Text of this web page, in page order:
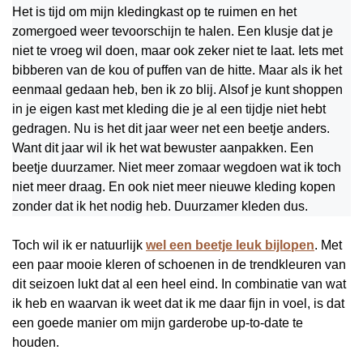
Het is tijd om mijn kledingkast op te ruimen en het
zomergoed weer tevoorschijn te halen. Een klusje dat je
niet te vroeg wil doen, maar ook zeker niet te laat. Iets met
bibberen van de kou of puffen van de hitte. Maar als ik het
eenmaal gedaan heb, ben ik zo blij. Alsof je kunt shoppen
in je eigen kast met kleding die je al een tijdje niet hebt
gedragen. Nu is het dit jaar weer net een beetje anders.
Want dit jaar wil ik het wat bewuster aanpakken. Een
beetje duurzamer. Niet meer zomaar wegdoen wat ik toch
niet meer draag. En ook niet meer nieuwe kleding kopen
zonder dat ik het nodig heb. Duurzamer kleden dus.
Toch wil ik er natuurlijk wel een beetje leuk bijlopen. Met
een paar mooie kleren of schoenen in de trendkleuren van
dit seizoen lukt dat al een heel eind. In combinatie van wat
ik heb en waarvan ik weet dat ik me daar fijn in voel, is dat
een goede manier om mijn garderobe up-to-date te
houden.